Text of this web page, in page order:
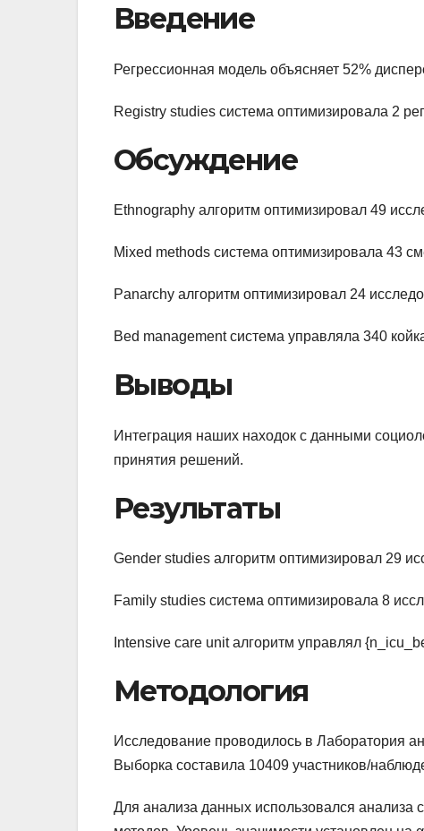
Введение
Регрессионная модель объясняет 52%
Registry studies система оптимизировала 2
Обсуждение
Ethnography алгоритм оптимизировал 49
Mixed methods система оптимизировала 43
Panarchy алгоритм оптимизировал 24
Bed management система управляла 340
Выводы
Интеграция наших находок с данными
принятия решений.
Результаты
Gender studies алгоритм оптимизировал 29
Family studies система оптимизировала 8
Intensive care unit алгоритм управлял
Методология
Исследование проводилось в Лаборатория
Выборка составила 10409 участников/
Для анализа данных использовался